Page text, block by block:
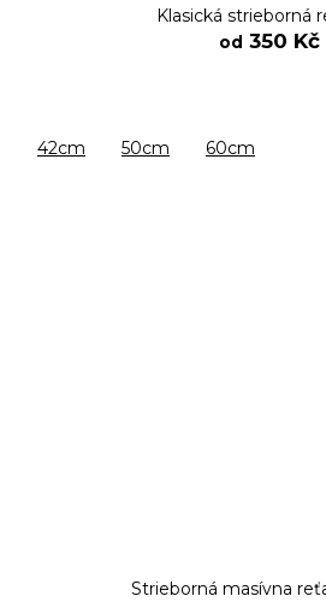
Klasická strieborná
od 350 Kč
42cm 50cm 60cm
Strieborná masívna